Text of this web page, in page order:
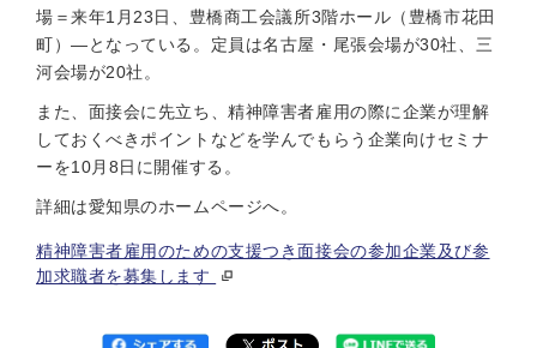
場＝来年1月23日、豊橋商工会議所3階ホール（豊橋市花田
町）—となっている。定員は名古屋・尾張会場が30社、三
河会場が20社。
また、面接会に先立ち、精神障害者雇用の際に企業が理解
しておくべきポイントなどを学んでもらう企業向けセミナ
ーを10月8日に開催する。
詳細は愛知県のホームページへ。
精神障害者雇用のための支援つき面接会の参加企業及び参
加求職者を募集します